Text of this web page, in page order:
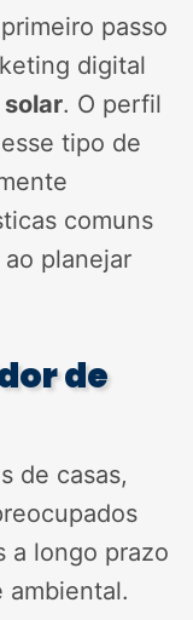
passo
digital
. O perfil
tipo de
comuns
planejar
de
de casas,
a longo prazo
ambiental.